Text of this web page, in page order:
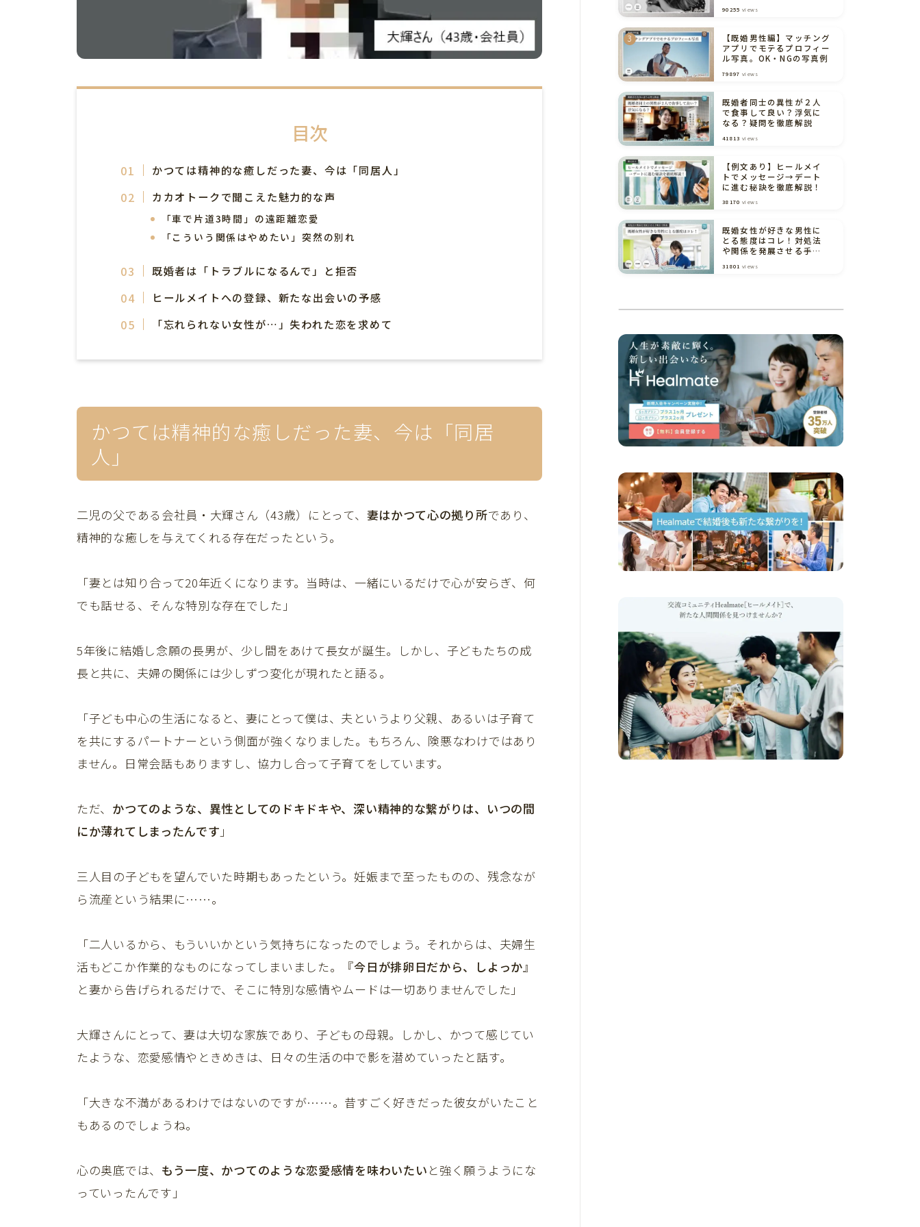
目次
かつては精神的な癒しだった妻、今は「同居人」
カカオトークで聞こえた魅力的な声
「車で片道3時間」の遠距離恋愛
「こういう関係はやめたい」突然の別れ
既婚者は「トラブルになるんで」と拒否
ヒールメイトへの登録、新たな出会いの予感
「忘れられない女性が…」失われた恋を求めて
かつては精神的な癒しだった妻、今は「同居
人」
二児の父である会社員・大輝さん（43歳）にとって、 妻はかつて心の拠り所であり、
精神的な癒しを与えてくれる存在だったという。
「妻とは知り合って20年近くになります。当時は、一緒にいるだけで心が安らぎ、何
でも話せる、そんな特別な存在でした」
5年後に結婚し念願の長男が、少し間をあけて長女が誕生。しかし、子どもたちの成
長と共に、夫婦の関係には少しずつ変化が現れたと語る。
「子ども中心の生活になると、妻にとって僕は、夫というより父親、あるいは子育て
を共にするパートナーという側面が強くなりました。もちろん、険悪なわけではあり
ません。日常会話もありますし、協力し合って子育てをしています。
ただ、 かつてのような、異性としてのドキドキや、深い精神的な繋がりは、いつの間
にか薄れてしまったんです 」
三人目の子どもを望んでいた時期もあったという。妊娠まで至ったものの、残念なが
ら流産という結果に……。
「二人いるから、もういいかという気持ちになったのでしょう。それからは、夫婦生
活もどこか作業的なものになってしまいました。『今日が排卵日だから、しよっか』
と妻から告げられるだけで、そこに特別な感情やムードは一切ありませんでした」
大輝さんにとって、妻は大切な家族であり、子どもの母親。しかし、かつて感じてい
たような、恋愛感情やときめきは、日々の生活の中で影を潜めていったと話す。
「大きな不満があるわけではないのですが……。昔すごく好きだった彼女がいたこと
もあるのでしょうね。
心の奥底では、 もう一度、かつてのような恋愛感情を味わいたい と強く願うようにな
っていったんです」
90255 views
【既婚男性編】マッチング
アプリでモテるプロフィー
ル写真。OK・NGの写真例
79897 views
既婚者同士の異性が２人
で食事して良い？浮気に
なる？疑問を徹底解説
41813 views
【例文あり】ヒールメイ
トでメッセージ→デート
に進む秘訣を徹底解説！
38170 views
既婚女性が好きな男性に
とる態度はコレ！対処法
や関係を発展させる手順
31801 views